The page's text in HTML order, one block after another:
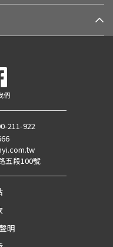
們
211-922
五段100號
明